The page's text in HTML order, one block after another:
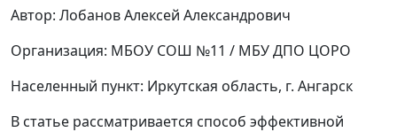
Автор: Лобанов Алексей Александрович
Организация: МБОУ СОШ №11 / МБУ ДПО ЦОРО
Населенный пункт: Иркутская область, г. Ангарск
В статье рассматривается способ эффективной